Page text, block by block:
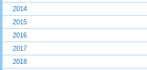
2014
2015
2016
2017
2018